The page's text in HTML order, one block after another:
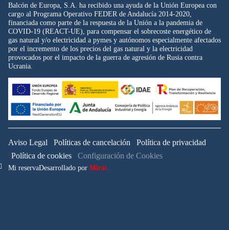
Balcón de Europa, S.A. ha recibido una ayuda de la Unión Europea con
cargo al Programa Operativo FEDER de Andalucía 2014-2020,
financiada como parte de la respuesta de la Unión a la pandemia de
COVID-19 (REACT-UE), para compensar el sobrecoste energético de
gas natural y/o electricidad a pymes y autónomos especialmente afectados
por el incremento de los precios del gas natural y la electricidad
provocados por el impacto de la guerra de agresión de Rusia contra
Ucrania.
Aviso Legal Políticas de cancelación
Política de privacidad
Política de cookies
Configuración de Cookies
Mi reservaDesarrollado por Mirai